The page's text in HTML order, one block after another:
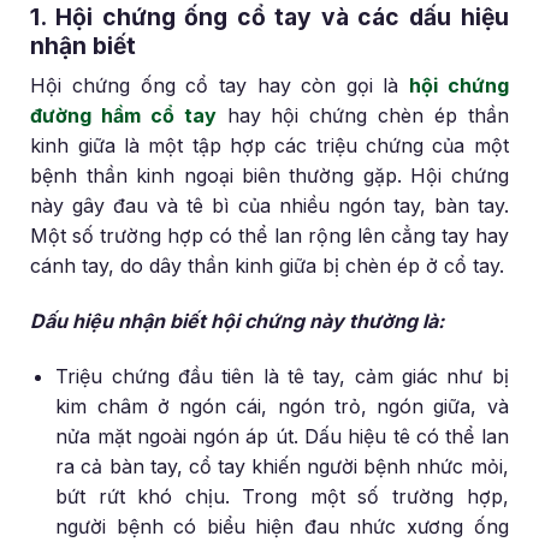
1. Hội chứng ống cổ tay và các dấu hiệu
nhận biết
Hội chứng ống cổ tay hay còn gọi là hội chứng
đường hầm cổ tayhay hội chứng chèn ép thần
kinh giữa là một tập hợp các triệu chứng của một
bệnh thần kinh ngoại biên thường gặp. Hội chứng
này gây đau và tê bì của nhiều ngón tay, bàn tay.
Một số trường hợp có thể lan rộng lên cẳng tay hay
cánh tay, do dây thần kinh giữa bị chèn ép ở cổ tay.
Dấu hiệu nhận biết hội chứng này thường là:
Triệu chứng đầu tiên là tê tay, cảm giác như bị
kim châm ở ngón cái, ngón trỏ, ngón giữa, và
nửa mặt ngoài ngón áp út. Dấu hiệu tê có thể lan
ra cả bàn tay, cổ tay khiến người bệnh nhức mỏi,
bứt rứt khó chịu. Trong một số trường hợp,
người bệnh có biểu hiện đau nhức xương ống